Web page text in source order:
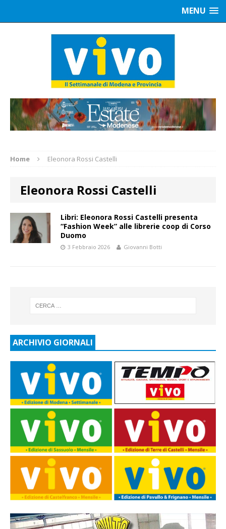
MENU
Home Eleonora Rossi Castelli
Eleonora Rossi Castelli
Libri: Eleonora Rossi Castelli presenta
“Fashion Week” alle librerie coop di Corso
Duomo
3 Febbraio 2026 Giovanni Botti
ARCHIVIO GIORNALI